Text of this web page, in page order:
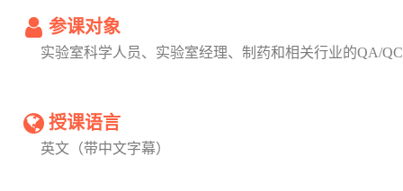
参课对象
实验室科学人员、实验室经理、制药和相关行业的QA/
授课语言
英文（带中文字幕）